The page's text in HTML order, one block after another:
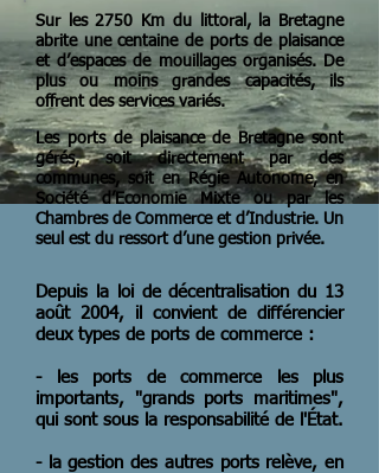
Sur les 2750 Km du littoral, la Bretagne
abrite une centaine de ports de plaisance
et d’espaces de mouillages organisés. De
plus ou moins grandes capacités, ils
offrent des services variés.
Les ports de plaisance de Bretagne sont
gérés, soit directement par des
communes, soit en Régie Autonome, en
Société d’Economie Mixte ou par les
Chambres de Commerce et d’Industrie. Un
seul est du ressort d’une gestion privée.
Depuis la loi de décentralisation du 13
août 2004, il convient de différencier
deux types de ports de commerce :
- les ports de commerce les plus
importants, "grands ports maritimes",
qui sont sous la responsabilité de l'État.
- la gestion des autres ports relève, en